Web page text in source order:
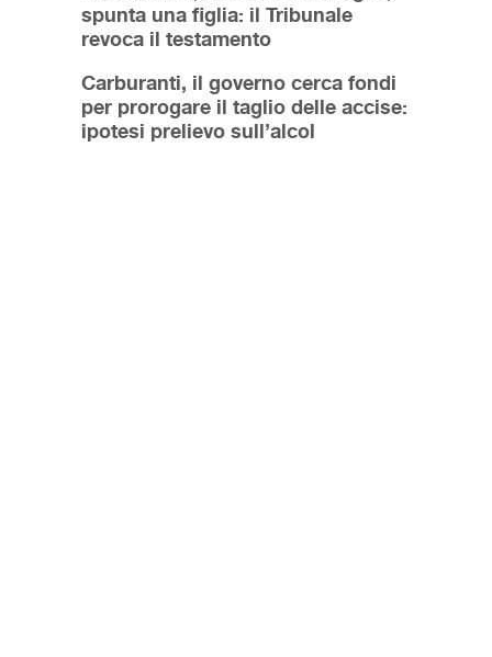
spunta una figlia: il Tribunale
revoca il testamento
Carburanti, il governo cerca fondi
per prorogare il taglio delle accise:
ipotesi prelievo sull’alcol